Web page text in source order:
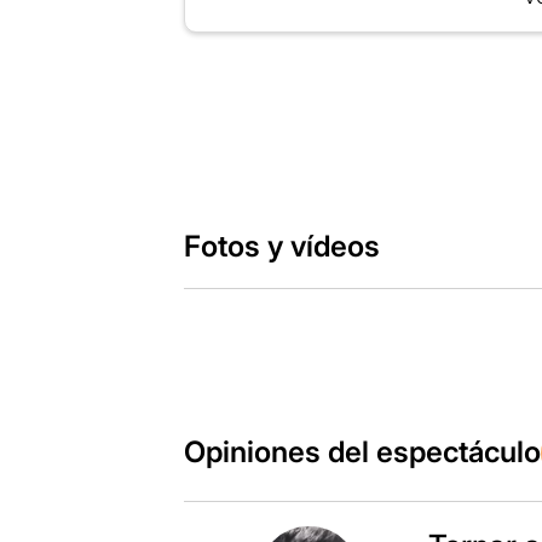
Fotos y vídeos
Opiniones del espectáculo